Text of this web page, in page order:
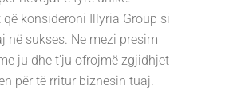
konsideroni Illyria Group si
në sukses. Ne mezi presim
ju dhe t'ju ofrojmë zgjidhjet
për të rritur biznesin tuaj.